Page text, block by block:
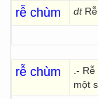
rễ chùm dt
rễ chùm
.-
một